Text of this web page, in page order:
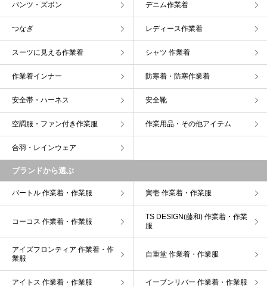
パンツ・ズボン デニム作業着
つなぎ レディース作業着
スーツに見える作業着 シャツ 作業着
作業着インナー 防寒着・防寒作業着
安全帯・ハーネス 安全靴
空調服・ファン付き作業服 作業用品・その他アイテム
合羽・レインウェア
ブランドから選ぶ
バートル 作業着・作業服 寅壱 作業着・作業服
コーコス 作業着・作業服
TS DESIGN(藤和) 作業着・作業
服
アイズフロンティア 作業着・作
業服
自重堂 作業着・作業服
アイトス 作業着・作業服 イーブンリバー 作業着・作業服